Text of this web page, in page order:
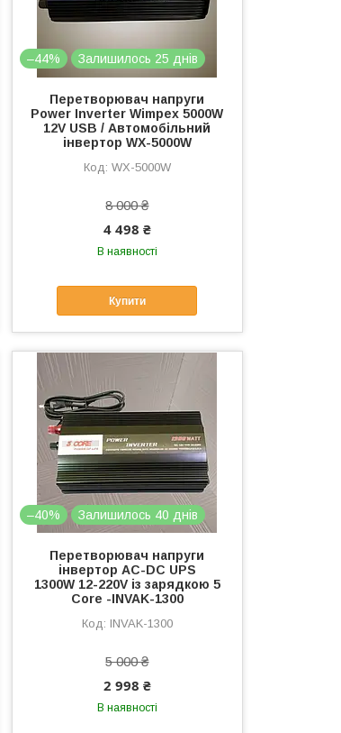
–44% Залишилось 25 днів
Перетворювач напруги
Power Inverter Wimpex 5000W
12V USB / Автомобільний
інвертор WX-5000W
WX-5000W
8 000 ₴
4 498 ₴
В наявності
Купити
–40% Залишилось 40 днів
Перетворювач напруги
інвертор AC-DC UPS
1300W 12-220V із зарядкою 5
Core -INVAK-1300
INVAK-1300
5 000 ₴
2 998 ₴
В наявності